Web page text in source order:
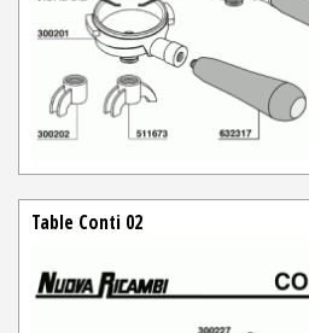
Table Conti 02